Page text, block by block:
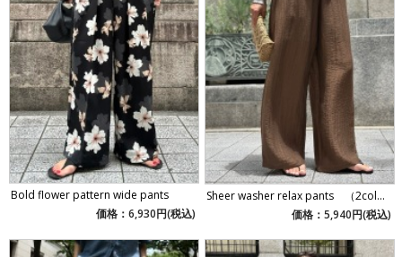
Bold flower pattern wide pants
価格：6,930円(税込)
Sheer washer relax pants （2col...
価格：5,940円(税込)